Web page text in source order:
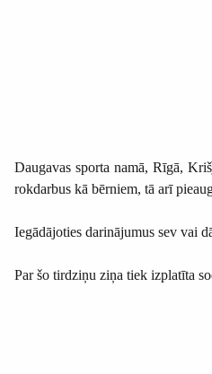
Daugavas sporta namā, Rīgā,
rokdarbus kā bērniem, tā arī
Iegādājoties darinājumus sev vai
Par šo tirdziņu ziņa tiek izplatīta